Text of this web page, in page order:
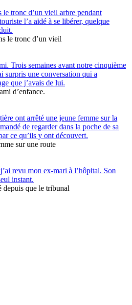
le tronc d’un vieil arbre pendant
l’a aidé à se libérer, quelque
le tronc d’un vieil
Trois semaines avant notre cinquième
surpris une conversation qui a
que j’avais de lui.
d’enfance.
ont arrêté une jeune femme sur la
de regarder dans la poche de sa
ce qu’ils y ont découvert.
sur une route
revu mon ex-mari à l’hôpital. Son
instant.
depuis que le tribunal